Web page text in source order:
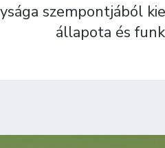
szempontjából
állapota és